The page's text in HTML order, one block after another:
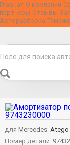
Главная О компании
партнеры Отзывы
Авторазборка
для Mercedes: Atego
Номер детали: